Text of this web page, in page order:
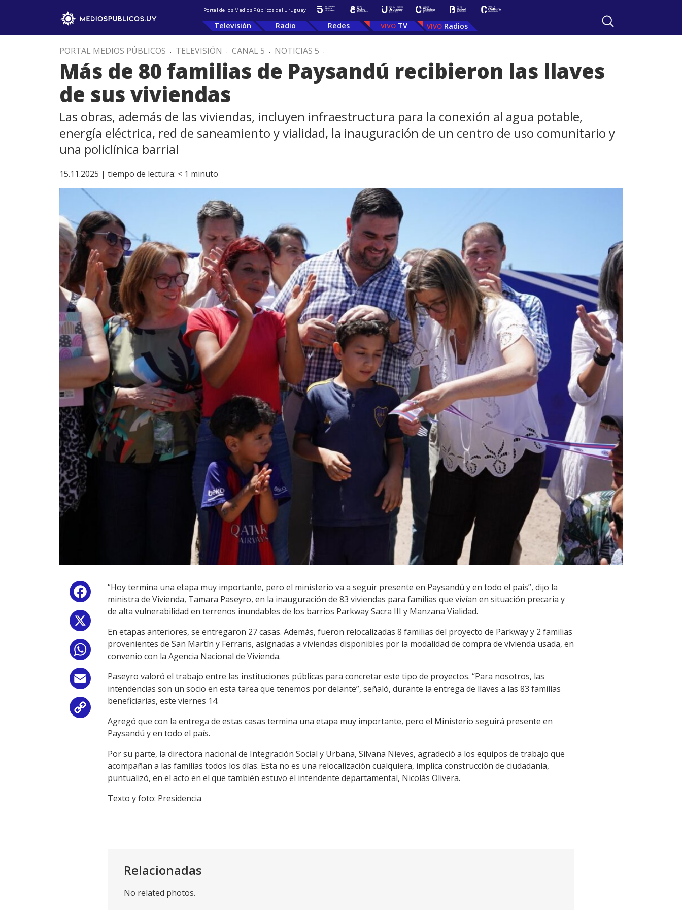
Portal de los Medios Públicos del Uruguay
Televisión Radio Redes TV Radios
PORTAL MEDIOS PÚBLICOS . TELEVISIÓN . CANAL 5 . NOTICIAS 5 .
Más de 80 familias de Paysandú recibieron las llaves
de sus viviendas
Las obras, además de las viviendas, incluyen infraestructura para la conexión al agua potable,
energía eléctrica, red de saneamiento y vialidad, la inauguración de un centro de uso comunitario y
una policlínica barrial
15.11.2025 | tiempo de lectura: < 1 minuto
Facebook
WhatsApp
Email
Link
“Hoy termina una etapa muy importante, pero el ministerio va a seguir presente en Paysandú y en todo el país”, dijo la
ministra de Vivienda, Tamara Paseyro, en la inauguración de 83 viviendas para familias que vivían en situación precaria y
de alta vulnerabilidad en terrenos inundables de los barrios Parkway Sacra III y Manzana Vialidad.
En etapas anteriores, se entregaron 27 casas. Además, fueron relocalizadas 8 familias del proyecto de Parkway y 2 familias
provenientes de San Martín y Ferraris, asignadas a viviendas disponibles por la modalidad de compra de vivienda usada, en
convenio con la Agencia Nacional de Vivienda.
Paseyro valoró el trabajo entre las instituciones públicas para concretar este tipo de proyectos. “Para nosotros, las
intendencias son un socio en esta tarea que tenemos por delante”, señaló, durante la entrega de llaves a las 83 familias
beneficiarias, este viernes 14.
Agregó que con la entrega de estas casas termina una etapa muy importante, pero el Ministerio seguirá presente en
Paysandú y en todo el país.
Por su parte, la directora nacional de Integración Social y Urbana, Silvana Nieves, agradeció a los equipos de trabajo que
acompañan a las familias todos los días. Esta no es una relocalización cualquiera, implica construcción de ciudadanía,
puntualizó, en el acto en el que también estuvo el intendente departamental, Nicolás Olivera.
Texto y foto: Presidencia
Relacionadas
No related photos.